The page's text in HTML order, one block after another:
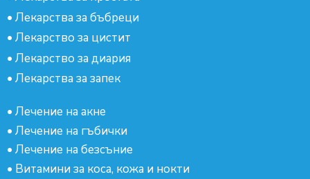
• Лекарства за бъбреци
• Лекарство за цистит
• Лекарство за диария
• Лекарства за запек
• Лечение на акне
• Лечение на гъбички
• Лечение на безсъние
• Витамини за коса, кожа и нокти